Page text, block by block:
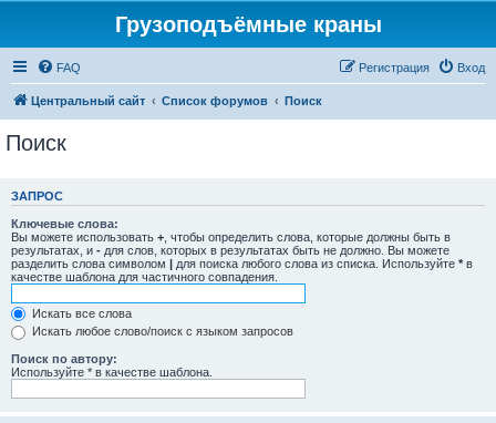
Грузоподъёмные краны
FAQ Вход
Регистрация
Центральный сайт Список форумов Поиск
Поиск
ЗАПРОС
Ключевые слова:
Вы можете использовать + , чтобы определить слова, которые должны быть в
результатах, и - для слов, которых в результатах быть не должно. Вы можете
разделить слова символом | для поиска любого слова из списка. Используйте * в
качестве шаблона для частичного совпадения.
Искать все слова
Искать любое слово/поиск с языком запросов
Поиск по автору:
Используйте * в качестве шаблона.